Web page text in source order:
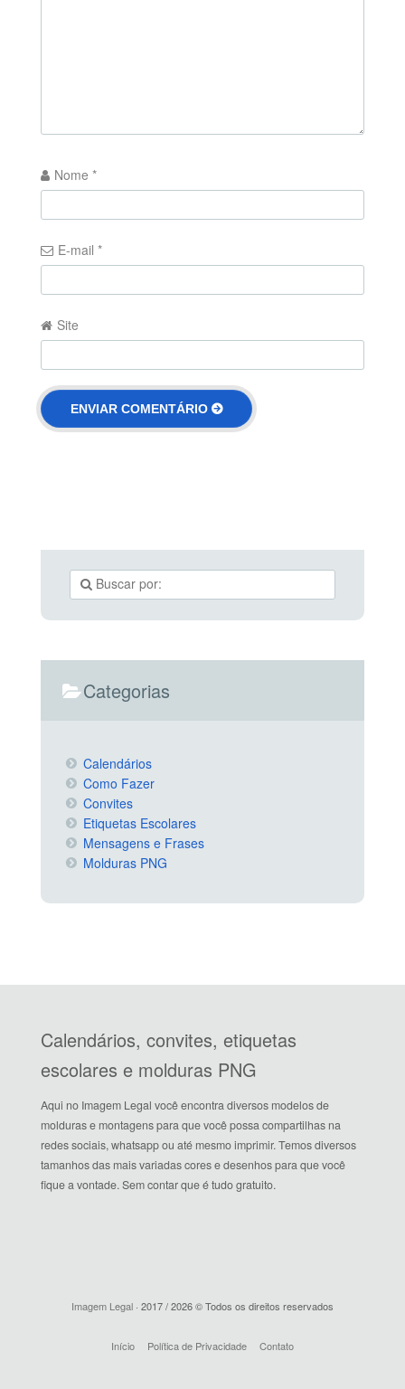
Nome *
E-mail *
Site
Categorias
Calendários
Como Fazer
Convites
Etiquetas Escolares
Mensagens e Frases
Molduras PNG
Calendários, convites, etiquetas
escolares e molduras PNG
Aqui no Imagem Legal você encontra diversos modelos de
molduras e montagens para que você possa compartilhas na
redes sociais, whatsapp ou até mesmo imprimir. Temos diversos
tamanhos das mais variadas cores e desenhos para que você
fique a vontade. Sem contar que é tudo gratuito.
Imagem Legal · 2017 / 2026 © Todos os direitos reservados
Início Política de Privacidade Contato